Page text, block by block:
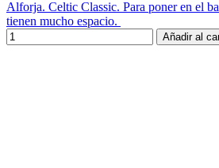
Alforja. Celtic Classic. Para poner en el
tienen mucho espacio.
Añadir al